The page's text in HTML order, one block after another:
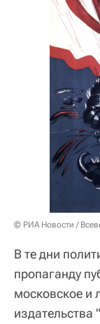
© РИА Новости /
В те дни
пропаганду
московское и
издательства